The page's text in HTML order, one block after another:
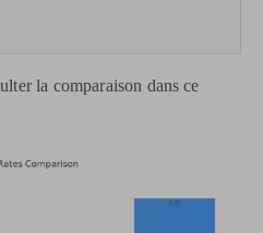
la comparaison dans ce